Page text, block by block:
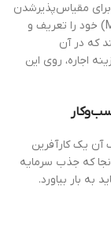
مقیاس‌پذیر‌شدن
باید یک کارآفرینان، حداقل محصول پذیرفتنی (MVP) خود را تعریف و
که در آن
اجاره، روی این
یک کارآفرین
که جذب سرمایه
به بار بیاورد.